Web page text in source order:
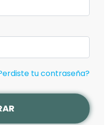
tu contraseña?